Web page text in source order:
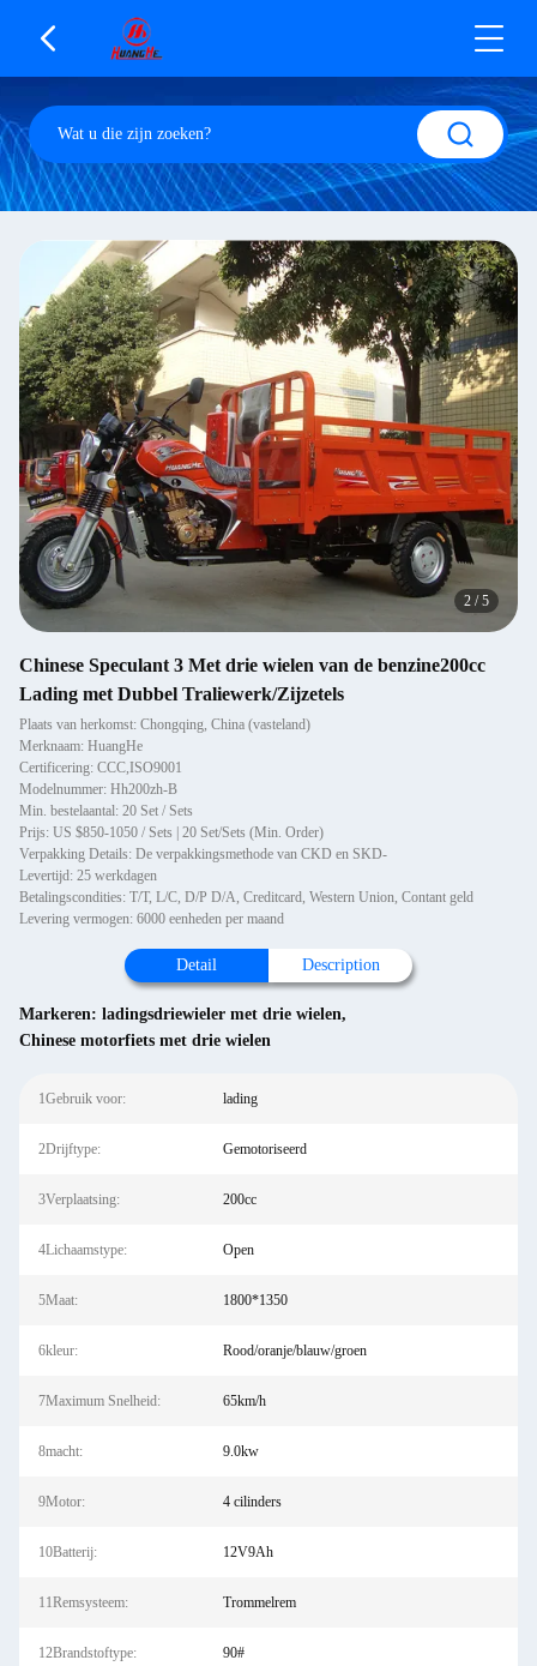
2 /5
Chinese Speculant 3 Met drie wielen van de benzine200cc
Lading met Dubbel Traliewerk/Zijzetels
Plaats van herkomst: Chongqing, China (vasteland)
Merknaam: HuangHe
Certificering: CCC,ISO9001
Modelnummer: Hh200zh-B
Min. bestelaantal: 20 Set / Sets
Prijs: US $850-1050 / Sets | 20 Set/Sets (Min. Order)
Verpakking Details: De verpakkingsmethode van CKD en SKD-
Levertijd: 25 werkdagen
Betalingscondities: T/T, L/C, D/P D/A, Creditcard, Western Union, Contant geld
Levering vermogen: 6000 eenheden per maand
Detail Description
Markeren: ladingsdriewieler met drie wielen,
Chinese motorfiets met drie wielen
1Gebruik voor: lading
2Drijftype: Gemotoriseerd
3Verplaatsing: 200cc
4Lichaamstype: Open
5Maat: 1800*1350
6kleur: Rood/oranje/blauw/groen
7Maximum Snelheid: 65km/h
8macht: 9.0kw
9Motor: 4 cilinders
10Batterij: 12V9Ah
11Remsysteem: Trommelrem
12Brandstoftype: 90#